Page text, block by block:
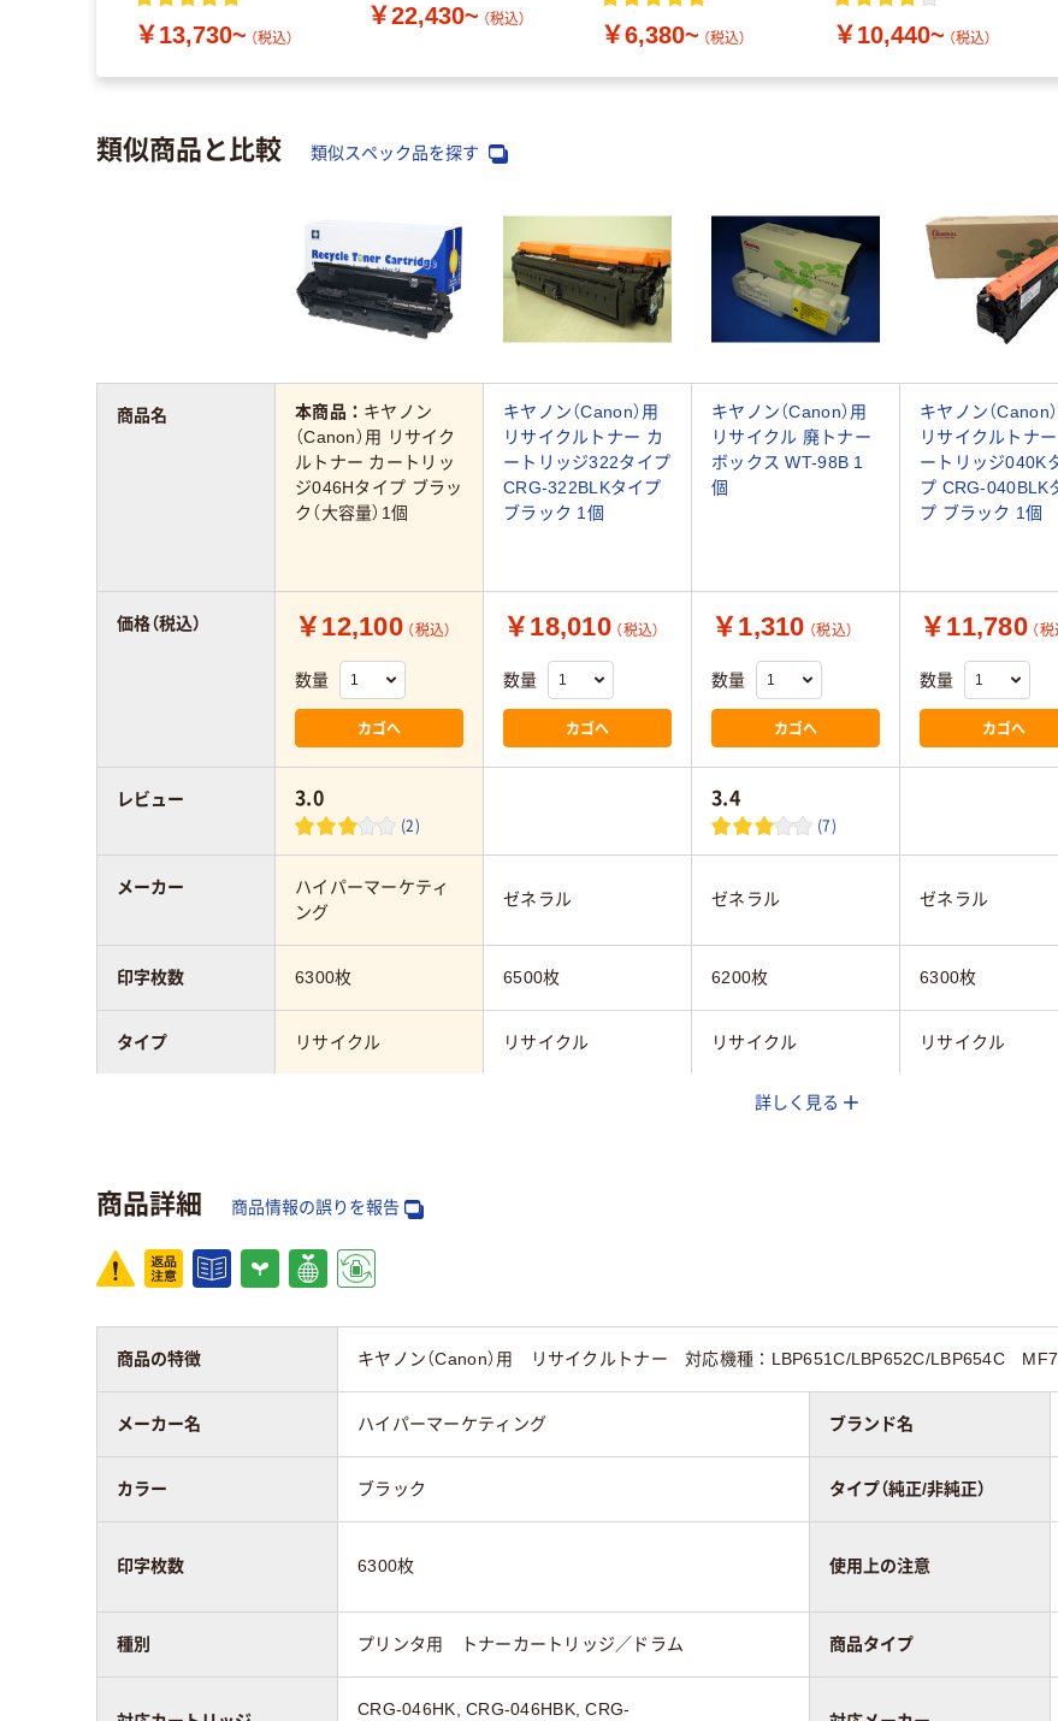
￥13,730~ （税込）
￥22,430~ （税込）
￥6,380~ （税込） ￥10,440~ （税込）
類似商品と比較 類似スペック品を探す
本商品： キヤノン
（Canon）用 リサイク
ルトナー カートリッ
ジ046Hタイプ ブラッ
ク（大容量）1個
キヤノン（Canon）用
リサイクルトナー カ
ートリッジ322タイプ
CRG-322BLKタイプ
ブラック 1個
キヤノン（Canon）用
リサイクル 廃トナー
ボックス WT-98B 1
個
キヤノン（Canon
リサイクルトナ
ートリッジ040K
プ CRG-040BLK
プ ブラック 1個
￥12,100 （税込）
数量
カゴへ
￥18,010 （税込）
数量
カゴへ
￥1,310 （税込）
数量
カゴへ
￥11,780 （税
数量
カゴへ
3.0
(2)
3.4
(7)
ハイパーマーケティ
ング
ゼネラル ゼネラル ゼネラル
6300枚 6500枚 6200枚 6300枚
リサイクル リサイクル リサイクル リサイクル
商品名
価格（税込）
レビュー
メーカー
印字枚数
タイプ
詳しく見る
商品詳細 商品情報の誤りを報告
商品の特徴 キヤノン（Canon）用 リサイクルトナー 対応機種：LBP651C/LBP652C/LBP654C
メーカー名 ハイパーマーケティング ブランド名
カラー ブラック タイプ（純正/非純正）
印字枚数 6300枚 使用上の注意
種別 プリンタ用 トナーカートリッジ／ドラム 商品タイプ
CRG-046HK, CRG-046HBK, CRG-